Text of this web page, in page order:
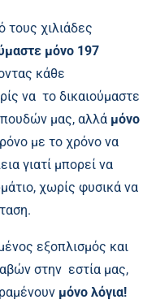
τους χιλιάδες
μόνο 197
κάθε
να το δικαιούμαστε
μας, αλλά μόνο
με το χρόνο να
γιατί μπορεί να
χωρίς φυσικά να
εξοπλισμός και
στην εστία μας,
μόνο λόγια!